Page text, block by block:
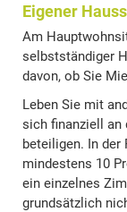
Eigener
Am
selbstständiger
davon, ob Sie
Leben Sie mit
sich finanziell an
beteiligen. In der
mindestens 10
ein einzelnes
grundsätzlich